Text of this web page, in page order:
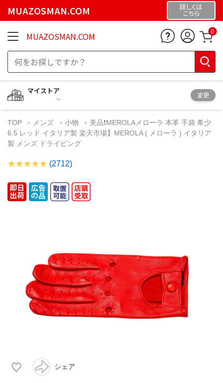
MUAZOSMAN.COM 詳しくは
こちら
MUAZOSMAN.COM 0
マイストア
変更
TOP メンズ 小物
美品❗️MEROLAメローラ 本革 手袋 希少
6.5 レッド イタリア製 楽天市場】MEROLA ( メローラ ) イタリア
製 メンズ ドライビング
(2712)
シェア